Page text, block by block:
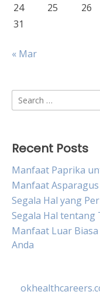
24 25 26
31
« Mar
Search
for:
Recent Posts
Manfaat Paprika
Manfaat
Segala Hal yang
Segala Hal tentang
Manfaat Luar
Anda